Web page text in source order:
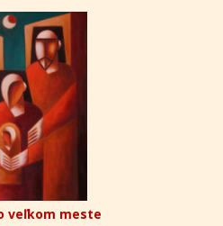
veľkom meste